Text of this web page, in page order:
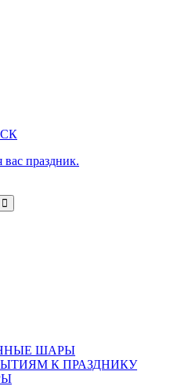
праздник.
ШАРЫ
К ПРАЗДНИКУ